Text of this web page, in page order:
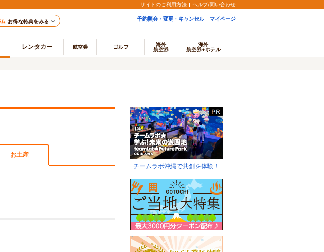
サイトのご利用方法 ヘルプ/問い合わせ
お得な特典をみる 予約照会・変更・キャンセル マイページ
レンタカー 航空券 ゴルフ
海外
航空券
海外
航空券+ホテル
お土産
チームラボ沖縄で共創を体験！